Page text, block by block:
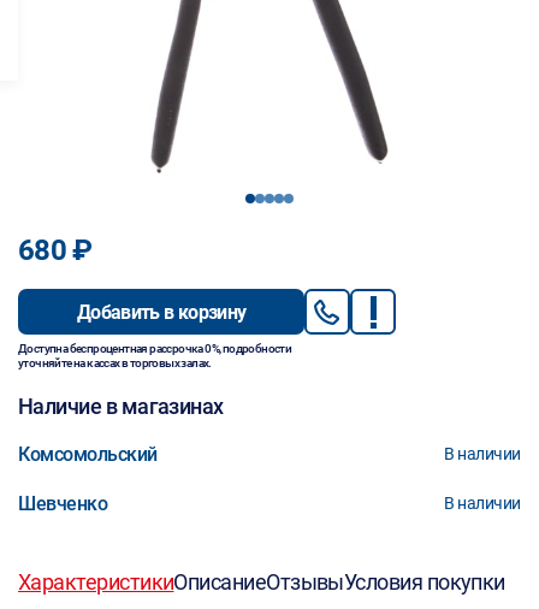
12345
680 ₽
Добавить в корзину
Доступна беспроцентная рассрочка 0%, подробности
уточняйте на кассах в торговых залах.
Наличие в магазинах
Комсомольский В наличии
Шевченко В наличии
ХарактеристикиОписаниеОтзывыУсловия покупки